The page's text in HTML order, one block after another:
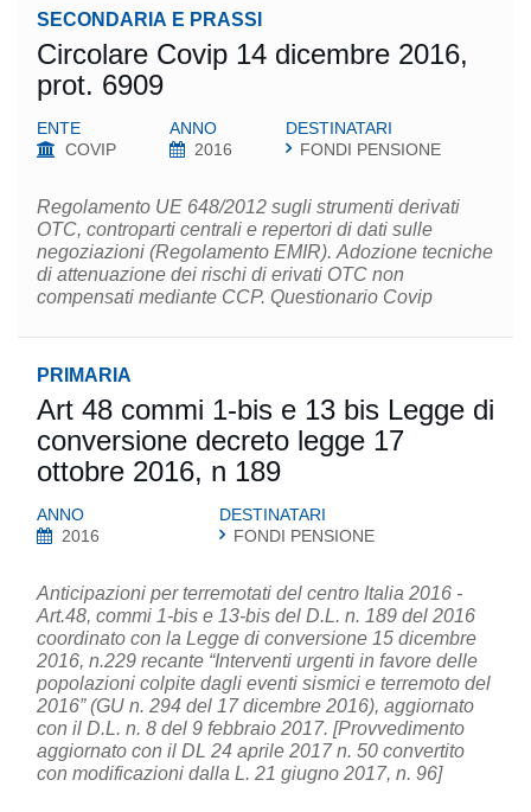
SECONDARIA E PRASSI
Circolare Covip 14 dicembre 2016,
prot. 6909
ENTE
COVIP
ANNO
2016
DESTINATARI
FONDI PENSIONE
Regolamento UE 648/2012 sugli strumenti derivati
OTC, controparti centrali e repertori di dati sulle
negoziazioni (Regolamento EMIR). Adozione tecniche
di attenuazione dei rischi di erivati OTC non
compensati mediante CCP. Questionario Covip
PRIMARIA
Art 48 commi 1-bis e 13 bis Legge di
conversione decreto legge 17
ottobre 2016, n 189
ANNO
2016
DESTINATARI
FONDI PENSIONE
Anticipazioni per terremotati del centro Italia 2016 -
Art.48, commi 1-bis e 13-bis del D.L. n. 189 del 2016
coordinato con la Legge di conversione 15 dicembre
2016, n.229 recante “Interventi urgenti in favore delle
popolazioni colpite dagli eventi sismici e terremoto del
2016” (GU n. 294 del 17 dicembre 2016), aggiornato
con il D.L. n. 8 del 9 febbraio 2017. [Provvedimento
aggiornato con il DL 24 aprile 2017 n. 50 convertito
con modificazioni dalla L. 21 giugno 2017, n. 96]